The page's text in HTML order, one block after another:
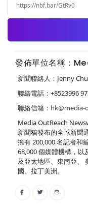
發佈單位名稱：
新聞聯絡人：Jenny Chu
聯絡電話：+8523996
聯絡信箱： hk@media-
Media OutReach
新聞稿發布的全球新聞
擁有 200,000 名記者和
68,000 個媒體機構，以
及亞太地區、東南亞、
國、拉丁美洲。